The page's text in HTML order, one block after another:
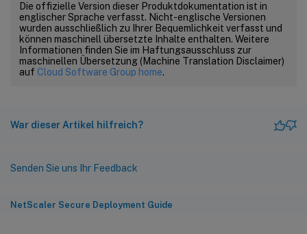
Die offizielle Version dieser Produktdokumentation ist in
englischer Sprache verfasst. Nicht-englische Versionen
wurden ausschließlich zu Ihrer Bequemlichkeit verfasst und
können maschinell übersetzte Inhalte enthalten. Weitere
Informationen finden Sie im Haftungsausschluss zur
maschinellen Übersetzung (Machine Translation Disclaimer)
auf Cloud Software Group home.
War dieser Artikel hilfreich?
Senden Sie uns Ihr Feedback
NetScaler Secure Deployment Guide